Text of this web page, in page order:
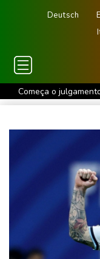
Deutsch
Começa o
30 anos depois
Lucrativa IA
gigantes americanos
Meta enfrenta
de redes sociais
Trechos do Reno,
Ataque ucraniano
Uefa, Concacaf e